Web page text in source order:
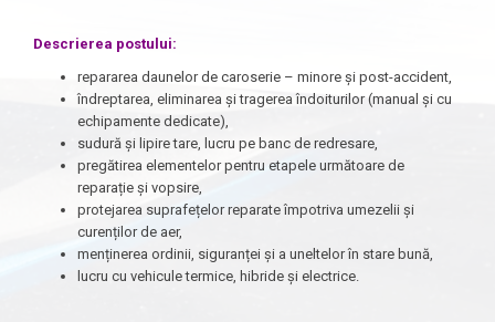
Descrierea postului:
repararea daunelor de caroserie – minore și post-accident,
îndreptarea, eliminarea și tragerea îndoiturilor (manual și cu
echipamente dedicate),
sudură și lipire tare, lucru pe banc de redresare,
pregătirea elementelor pentru etapele următoare de
reparație și vopsire,
protejarea suprafețelor reparate împotriva umezelii și
curenților de aer,
menținerea ordinii, siguranței și a uneltelor în stare bună,
lucru cu vehicule termice, hibride și electrice.